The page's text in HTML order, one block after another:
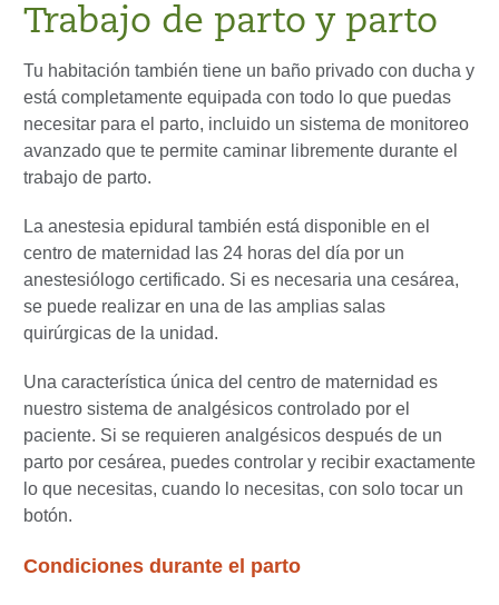
Trabajo de parto y parto
Tu habitación también tiene un baño privado con ducha y
está completamente equipada con todo lo que puedas
necesitar para el parto, incluido un sistema de monitoreo
avanzado que te permite caminar libremente durante el
trabajo de parto.
La anestesia epidural también está disponible en el
centro de maternidad las 24 horas del día por un
anestesiólogo certificado. Si es necesaria una cesárea,
se puede realizar en una de las amplias salas
quirúrgicas de la unidad.
Una característica única del centro de maternidad es
nuestro sistema de analgésicos controlado por el
paciente. Si se requieren analgésicos después de un
parto por cesárea, puedes controlar y recibir exactamente
lo que necesitas, cuando lo necesitas, con solo tocar un
botón.
Condiciones durante el parto